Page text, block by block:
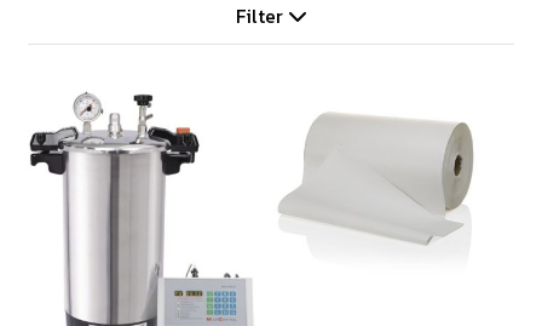
Filter